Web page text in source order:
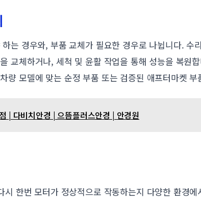
는 경우와, 부품 교체가 필요한 경우로 나뉩니다. 수
교체하거나, 세척 및 윤활 작업을 통해 성능을 복원
량 모델에 맞는 순정 부품 또는 검증된 애프터마켓
| 다비치안경 | 으뜸플러스안경 | 안경원
한번 모터가 정상적으로 작동하는지 다양한 환경